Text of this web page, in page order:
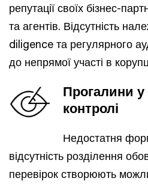
репутації своїх бізнес-
та агентів. Відсутність
diligence та регулярного
до непрямої участі в
Прогалини
контролі
Недостатня
відсутність розділення
перевірок створюють